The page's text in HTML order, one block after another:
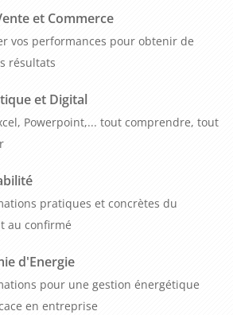
votre planning. Vos collaborateurs
concrets pour animer avec plus
et Commerce
vos performances pour obtenir de
résultats
et Digital
Powerpoint,... tout comprendre, tout
pratiques et concrètes du
au confirmé
d'Energie
pour une gestion énergétique
en entreprise